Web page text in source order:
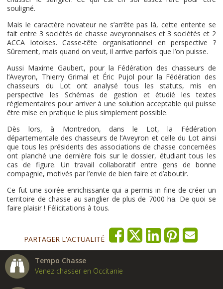
souligné.
Mais le caractère novateur ne s’arrête pas là, cette entente se
fait entre 3 sociétés de chasse aveyronnaises et 3 sociétés et 2
ACCA lotoises. Casse-tête organisationnel en perspective ?
Sûrement, mais quand on veut, il arrive parfois que l’on puisse.
Aussi Maxime Gaubert, pour la Fédération des chasseurs de
l’Aveyron, Thierry Grimal et Éric Pujol pour la Fédération des
chasseurs du Lot ont analysé tous les statuts, mis en
perspective les Schémas de gestion et étudié les textes
réglementaires pour arriver à une solution acceptable qui puisse
être mise en pratique le plus simplement possible.
Dès lors, à Montredon, dans le Lot, la Fédération
départementale des chasseurs de l’Aveyron et celle du Lot ainsi
que tous les présidents des associations de chasse concernées
ont planché une dernière fois sur le dossier, étudiant tous les
cas de figure. Un travail collaboratif entre gens de bonne
compagnie, motivés par l’envie de bien faire et d’aboutir.
Ce fut une soirée enrichissante qui a permis in fine de créer un
territoire de chasse au sanglier de plus de 7000 ha. De quoi se
faire plaisir ! Félicitations à tous.
PARTAGER L'ACTUALITÉ
Tempo Chasse
Venez chasser en Occitanie